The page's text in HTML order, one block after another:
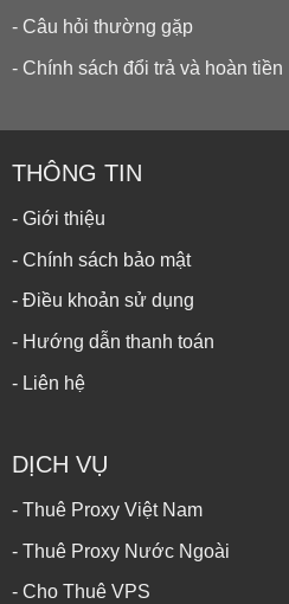
- Câu hỏi thường gặp
- Chính sách đổi trả và hoàn tiền
THÔNG TIN
- Giới thiệu
- Chính sách bảo mật
- Điều khoản sử dụng
- Hướng dẫn thanh toán
- Liên hệ
DỊCH VỤ
- Thuê Proxy Việt Nam
- Thuê Proxy Nước Ngoài
- Cho Thuê VPS